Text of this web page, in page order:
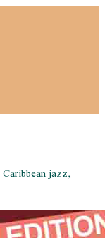
Caribbean jazz,